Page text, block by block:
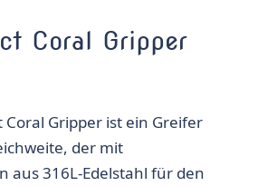
Coral Gripper
Coral Gripper ist ein Greifer
der mit
aus 316L-Edelstahl für den